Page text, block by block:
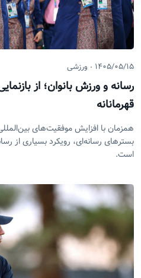
۱۴۰۵/۰۵/۱۵ ورزشی
رسانه و ورزش بانوان؛ از
قهرمانانه
همزمان با افزایش موفقیت‌های
بسترهای رسانه‌ای، رویکرد بسیاری از
است.